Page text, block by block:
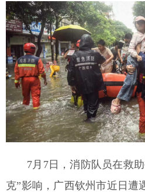
7月7日，消防队员在救
克”影响，广西钦州市近日遭